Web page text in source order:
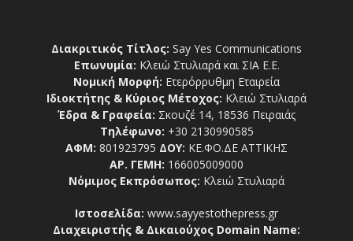
Διακριτικός Τίτλος: Say Yes Communications
Επωνυμία: Κλειώ Στυλιαρά και ΣΙΑ Ε.Ε.
Νομική Μορφή: Ετερόρρυθμη Εταιρεία
Ιδιοκτήτης & Κύριος Μέτοχος: Κλειώ Στυλιαρά
Έδρα & Γραφεία: Σκουζέ 14, 18536 Πειραιάς
Τηλέφωνο: +30 2130990585
ΑΦΜ: 801923795 ΔΟΥ: ΚΕ.ΦΟ.ΔΕ ΑΤΤΙΚΗΣ
ΑΡ. ΓΕΜΗ: 166005009000
Νόμιμος Εκπρόσωπος: Κλειώ Στυλιαρά
Ιστοσελίδα: www.sayyestothepress.gr
Διαχειριστής & Δικαιούχος Domain Name: